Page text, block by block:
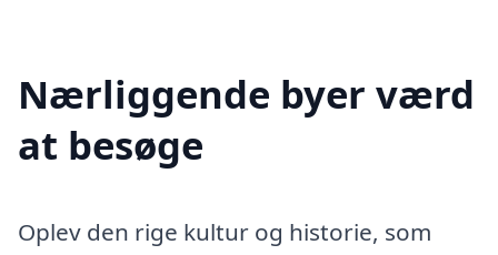
Nærliggende byer værd
at besøge
Oplev den rige kultur og historie, som